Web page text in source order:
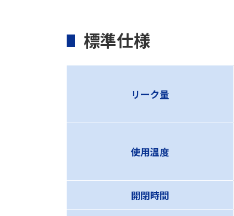
標準仕様
リーク量
使用温度
開閉時間